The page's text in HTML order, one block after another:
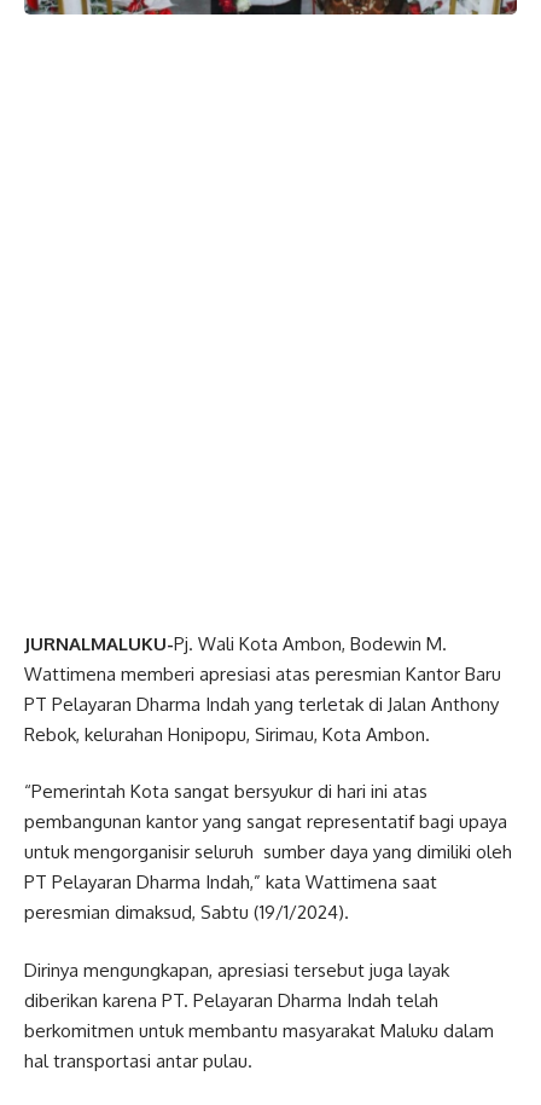
JURNALMALUKU-Pj. Wali Kota Ambon, Bodewin M.
Wattimena memberi apresiasi atas peresmian Kantor Baru
PT Pelayaran Dharma Indah yang terletak di Jalan Anthony
Rebok, kelurahan Honipopu, Sirimau, Kota Ambon.
“Pemerintah Kota sangat bersyukur di hari ini atas
pembangunan kantor yang sangat representatif bagi upaya
untuk mengorganisir seluruh sumber daya yang dimiliki oleh
PT Pelayaran Dharma Indah,” kata Wattimena saat
peresmian dimaksud, Sabtu (19/1/2024).
Dirinya mengungkapan, apresiasi tersebut juga layak
diberikan karena PT. Pelayaran Dharma Indah telah
berkomitmen untuk membantu masyarakat Maluku dalam
hal transportasi antar pulau.